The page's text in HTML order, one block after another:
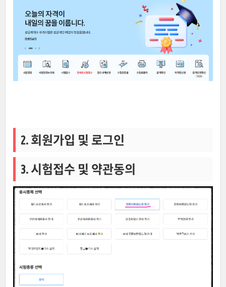
2. 회원가입 및 로그인
3. 시험접수 및 약관동의